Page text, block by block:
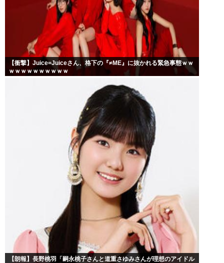
【衝撃】Juice=Juiceさん、格下の『≠ME』に抜かれる緊急事態ｗｗ
ｗｗｗｗｗｗｗｗｗｗ
【朗報】長野桃羽「嗣永桃子さんと道重さゆみさんが理想のアイドル